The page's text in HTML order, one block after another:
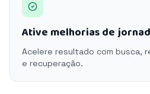
Ative melhorias de
Acelere resultado com busca,
e recuperação.